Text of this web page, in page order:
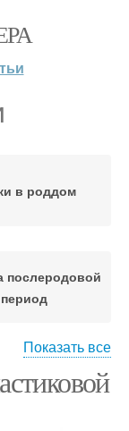
в роддом
послеродовой
период
Показать все